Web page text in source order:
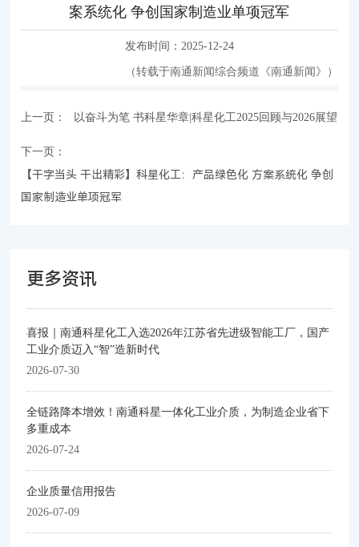
可持续发展
案系统化 争创国家制造业单项冠军
发布时间： 2025-12-24
（转载于南通新闻综合频道《南通新闻》 ）
上一页： 以奋斗为笔 书科星华章|科星化工2025回顾与2026展望
下一页：
【干字当头 干出精彩】科星化工：产品绿色化 方案系统化 争创
国家制造业单项冠军
更多资讯
喜报｜南通科星化工入选2026年江苏省先进级智能工厂，国产
工业介质迈入“智”造新时代
2026-07-30
全链路降本增效！南通科星一体化工业介质，为制造企业省下
多重成本
2026-07-24
企业质量信用报告
2026-07-09